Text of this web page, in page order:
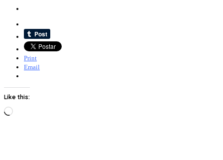
Print
Email
Like this:
Loading…